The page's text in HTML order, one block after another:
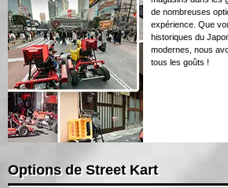
de nombreuses
expérience. Que
historiques du
modernes, nous
tous les goûts !
Options de Street Kart